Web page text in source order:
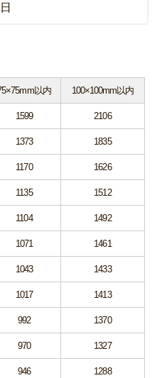
以内 100×100mm以内
1599 2106
1373 1835
1170 1626
1135 1512
1104 1492
1071 1461
1043 1433
1017 1413
992 1370
970 1327
946 1288